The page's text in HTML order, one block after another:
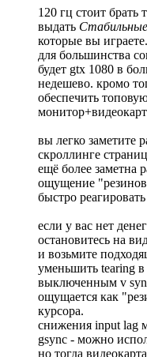
120 гц стоит брать
выдать Стабильные
которые вы играете.
для большинства
будет gtx 1080 в
недешево. кромо
обеспечить
вы легко заметите
скроллинге
ещё более заметна
ощущение
быстро
если у вас нет
остановитесь на
и возьмите
уменьшить tearing в
выключенным v
ощущается как
курсора.
снижения input lag
gsync - можно
но тогда